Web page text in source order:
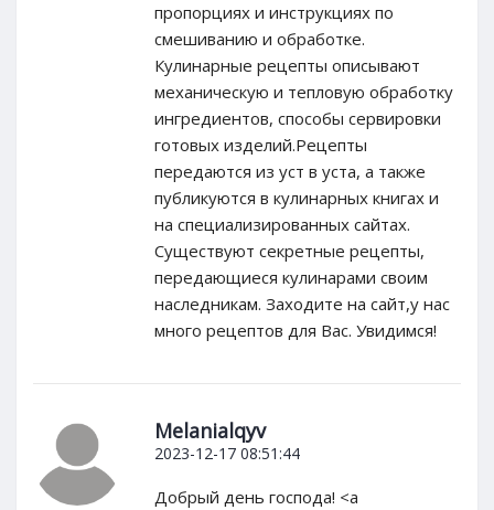
пропорциях и инструкциях по
смешиванию и обработке.
Кулинарные рецепты описывают
механическую и тепловую обработку
ингредиентов, способы сервировки
готовых изделий.Рецепты
передаются из уст в уста, а также
публикуются в кулинарных книгах и
на специализированных сайтах.
Существуют секретные рецепты,
передающиеся кулинарами своим
наследникам. Заходите на сайт,у нас
много рецептов для Вас. Увидимся!
Melanialqyv
2023-12-17 08:51:44
Добрый день господа! <a